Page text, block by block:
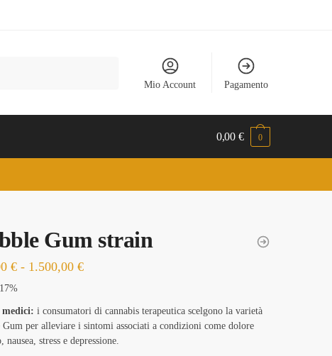
Mio Account Pagamento
0,00€ 0
Gum strain
€ - 1.500,00 €Fascia
prezzo:
da
220,00 €
17%
i consumatori di cannabis terapeutica scelgono la varietà
Gum per alleviare i sintomi associati a condizioni come dolore
nausea, stress e depressione.